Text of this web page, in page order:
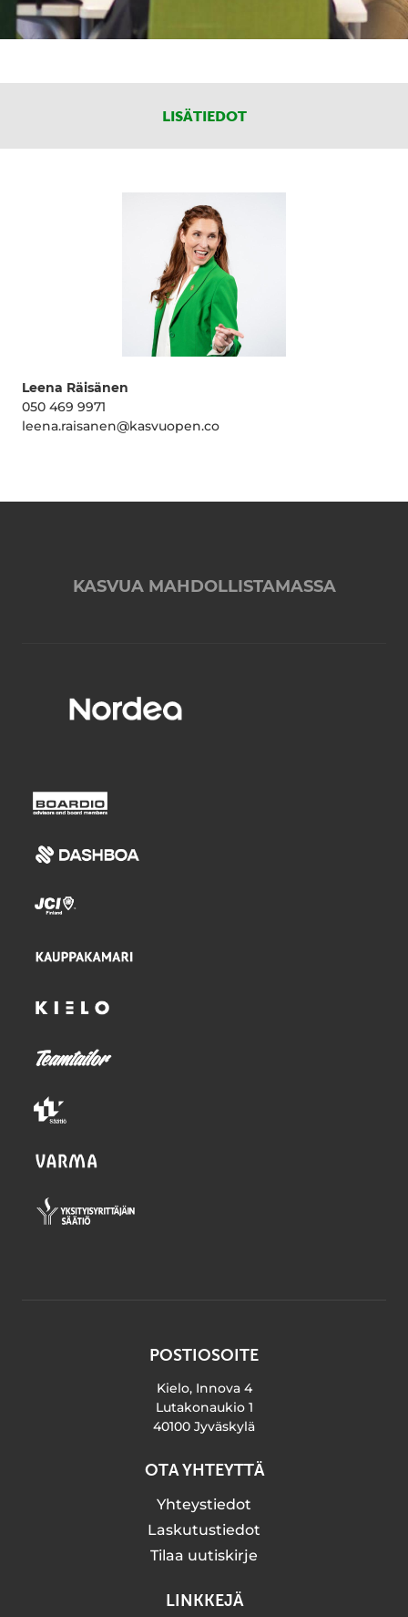
LISÄTIEDOT
Leena Räisänen
050 469 9971
leena.raisanen@kasvuopen.co
KASVUA MAHDOLLISTAMASSA
POSTIOSOITE
Kielo, Innova 4
Lutakonaukio 1
40100 Jyväskylä
OTA YHTEYTTÄ
Yhteystiedot
Laskutustiedot
Tilaa uutiskirje
LINKKEJÄ